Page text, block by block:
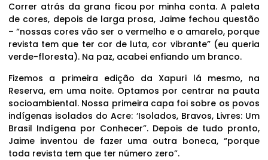
Correr atrás da grana ficou por minha conta. A paleta
de cores, depois de larga prosa, Jaime fechou questão
– “nossas cores vão ser o vermelho e o amarelo, porque
revista tem que ter cor de luta, cor vibrante” (eu queria
verde-floresta). Na paz, acabei enfiando um branco.
Fizemos a primeira edição da Xapuri lá mesmo, na
Reserva, em uma noite. Optamos por centrar na pauta
socioambiental. Nossa primeira capa foi sobre os povos
indígenas isolados do Acre: ‘Isolados, Bravos, Livres: Um
Brasil Indígena por Conhecer”. Depois de tudo pronto,
Jaime inventou de fazer uma outra boneca, “porque
toda revista tem que ter número zero”.